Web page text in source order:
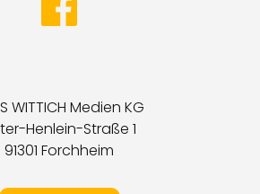
WITTICH Medien KG
Henlein-Straße 1
91301 Forchheim